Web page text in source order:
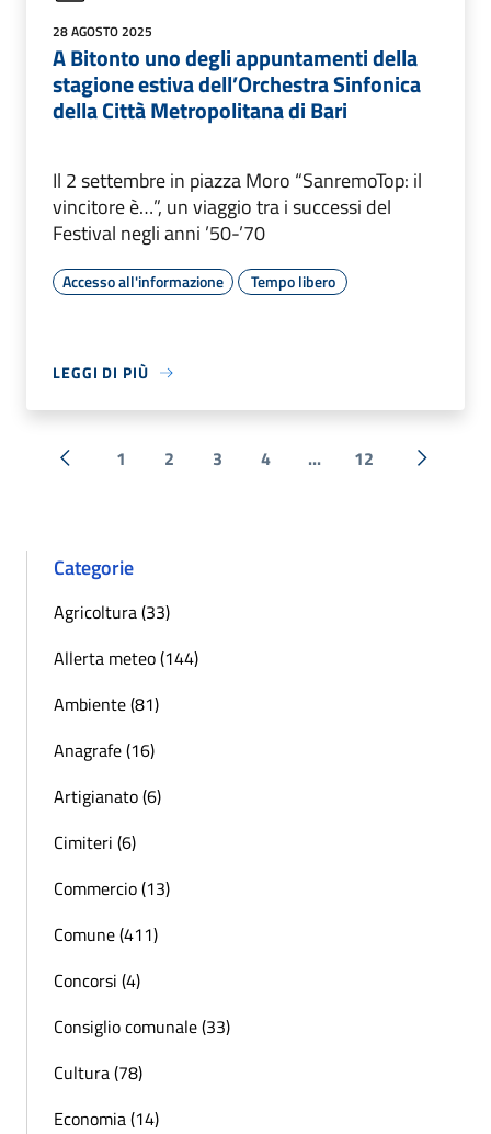
28 AGOSTO 2025
A Bitonto uno degli appuntamenti della
stagione estiva dell’Orchestra Sinfonica
della Città Metropolitana di Bari
Il 2 settembre in piazza Moro “SanremoTop: il
vincitore è…”, un viaggio tra i successi del
Festival negli anni ’50-’70
Accesso all'informazione Tempo libero
LEGGI DI PIÙ
« Precedente
1 2 3 4 ... 12
Categorie
Agricoltura (33)
Allerta meteo (144)
Ambiente (81)
Anagrafe (16)
Artigianato (6)
Cimiteri (6)
Commercio (13)
Comune (411)
Concorsi (4)
Consiglio comunale (33)
Cultura (78)
Economia (14)